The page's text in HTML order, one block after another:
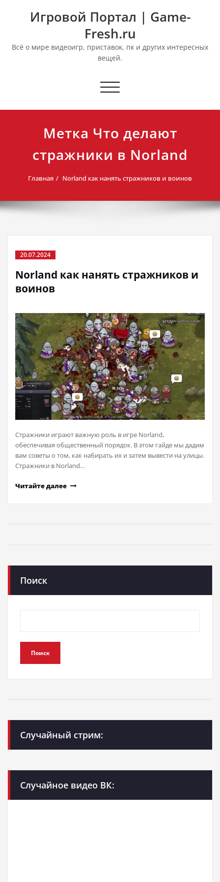
Игровой Портал | Game-
Fresh.ru
Всё о мире видеоигр, приставок, пк и других интересных
вещей.
Переключить
Метка Что делают
стражники в Norland
Главная Norland как нанять стражников и воинов
20.07.2024
Norland как нанять стражников и
воинов
Стражники играют важную роль в игре Norland,
обеспечивая общественный порядок. В этом гайде мы дадим
вам советы о том, как набирать их и затем вывести на улицы.
Стражники в Norland…
Читайте далее
Поиск
Поиск
Случайный стрим:
Случайное видео ВК: